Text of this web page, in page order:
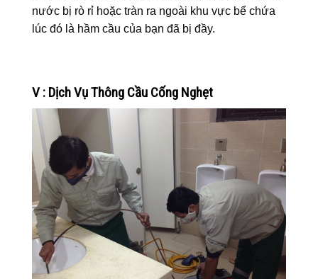
nước bị rò rỉ hoặc tràn ra ngoài khu vực bể chứa
lúc đó là hầm cầu của bạn đã bị đầy.
V : Dịch Vụ Thông Cầu Cống Nghẹt